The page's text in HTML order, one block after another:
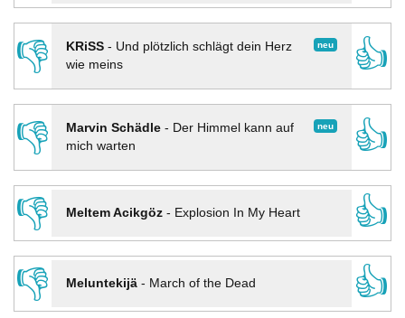
👎
neu
KRiSS- Und plötzlich schlägt dein Herz
wie meins
👍
👎 neu
Marvin Schädle- Der Himmel kann auf
mich warten
👍
👎
Meltem Acikgöz- Explosion In My Heart
👍
👎
Meluntekijä- March of the Dead
👍